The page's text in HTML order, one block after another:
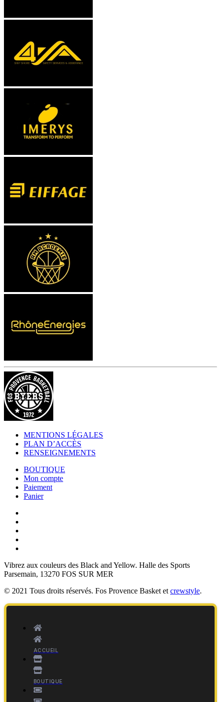
MENTIONS LÉGALES
PLAN D’ACCÈS
RENSEIGNEMENTS
BOUTIQUE
Mon compte
Paiement
Panier
Vibrez aux couleurs des Black and Yellow. Halle des Sports
Parsemain, 13270 FOS SUR MER
© 2021 Tous droits réservés. Fos Provence Basket et crewstyle.
ACCUEIL
BOUTIQUE